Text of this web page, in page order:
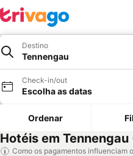
Destino
Tennengau
Check-in/out
Escolha as datas
Ordenar
Hotéis em
Como os pagamentos influenciam